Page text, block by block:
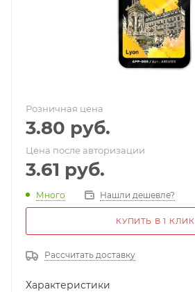
Розничная цена
3.80 руб.
Цена после авторизации
3.61 руб.
Много Нашли дешевле?
КУПИТЬ В 1 КЛИК
Рассчитать доставку
Характеристики